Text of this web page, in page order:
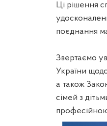
Ці рішення
поєднання
Звертаємо
України
а також
сімей з
професійною